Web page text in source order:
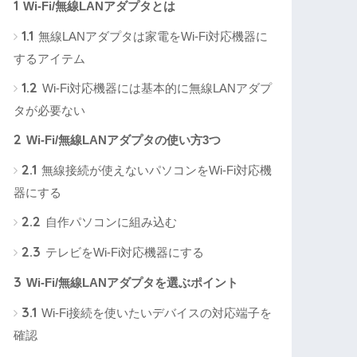
1 Wi-Fi/無線LANアダプタとは
1.1 無線LANアダプタは家電をWi-Fi対応機器に
するアイテム
1.2 Wi-Fi対応機器には基本的に無線LANアダプ
タが必要ない
2 Wi-Fi/無線LANアダプタの使い方3つ
2.1 無線接続が使えないパソコンをWi-Fi対応機
器にする
2.2 自作パソコンに組み込む
2.3 テレビをWi-Fi対応機器にする
3 Wi-Fi/無線LANアダプタを選ぶポイント
3.1 Wi-Fi接続を使いたいデバイスの対応端子を
確認